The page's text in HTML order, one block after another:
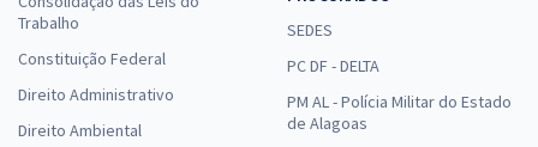
Trabalho
Constituição Federal
Direito Administrativo
Direito Ambiental
SEDES
PC DF - DELTA
PM AL - Polícia Militar do Estado
de Alagoas